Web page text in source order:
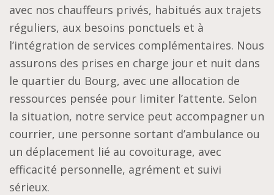
avec nos chauffeurs privés, habitués aux trajets
réguliers, aux besoins ponctuels et à
l’intégration de services complémentaires. Nous
assurons des prises en charge jour et nuit dans
le quartier du Bourg, avec une allocation de
ressources pensée pour limiter l’attente. Selon
la situation, notre service peut accompagner un
courrier, une personne sortant d’ambulance ou
un déplacement lié au covoiturage, avec
efficacité personnelle, agrément et suivi
sérieux.